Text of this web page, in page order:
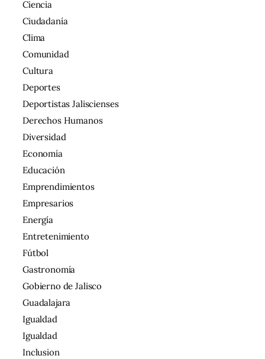
Ciencia
Ciudadanía
Clima
Comunidad
Cultura
Deportes
Deportistas Jaliscienses
Derechos Humanos
Diversidad
Economía
Educación
Emprendimientos
Empresarios
Energía
Entretenimiento
Fútbol
Gastronomía
Gobierno de Jalisco
Guadalajara
Igualdad
Igualdad
Inclusion